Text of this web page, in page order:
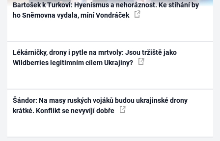
Bartošek k Turkovi: Hyenismus a nehoráznost. Ke stíhání by
ho Sněmovna vydala, míní Vondráček
Lékárničky, drony i pytle na mrtvoly: Jsou tržiště jako
Wildberries legitimním cílem Ukrajiny?
Šándor: Na masy ruských vojáků budou ukrajinské drony
krátké. Konflikt se nevyvíjí dobře